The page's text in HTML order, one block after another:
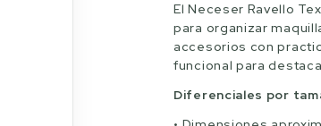
El Neceser Ravello
para organizar
accesorios con
funcional para
Diferenciales por